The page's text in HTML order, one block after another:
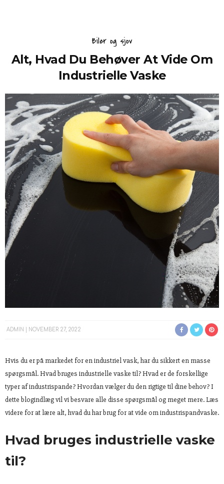
Biler og sjov
Alt, Hvad Du Behøver At Vide Om
Industrielle Vaske
ADMIN NOVEMBER 27, 2022
Hvis du er på markedet for en industriel vask, har du sikkert en masse
spørgsmål. Hvad bruges industrielle vaske til? Hvad er de forskellige
typer af industrispande? Hvordan vælger du den rigtige til dine behov? I
dette blogindlæg vil vi besvare alle disse spørgsmål og meget mere. Læs
videre for at lære alt, hvad du har brug for at vide om industrispandvaske.
Hvad bruges industrielle vaske
til?